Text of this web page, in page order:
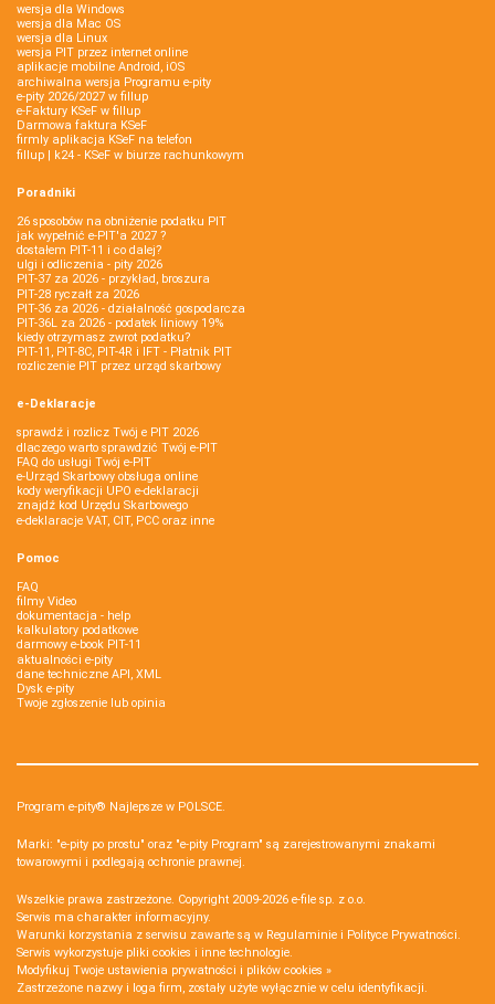
wersja dla Windows
wersja dla Mac OS
wersja dla Linux
wersja PIT przez internet online
aplikacje mobilne Android, iOS
archiwalna wersja Programu e-pity
e-pity 2026/2027 w fillup
e‑Faktury KSeF w fillup
Darmowa faktura KSeF
firmly aplikacja KSeF na telefon
fillup | k24 - KSeF w biurze rachunkowym
Poradniki
26 sposobów na obniżenie podatku PIT
jak wypełnić e-PIT'a 2027 ?
dostałem PIT-11 i co dalej?
ulgi i odliczenia - pity 2026
PIT-37 za 2026 - przykład, broszura
PIT-28 ryczałt za 2026
PIT-36 za 2026 - działalność gospodarcza
PIT-36L za 2026 - podatek liniowy 19%
kiedy otrzymasz zwrot podatku?
PIT-11, PIT-8C, PIT-4R i IFT - Płatnik PIT
rozliczenie PIT przez urząd skarbowy
e-Deklaracje
sprawdź i rozlicz Twój e PIT 2026
dlaczego warto sprawdzić Twój e-PIT
FAQ do usługi Twój e-PIT
e-Urząd Skarbowy obsługa online
kody weryfikacji UPO e-deklaracji
znajdź kod Urzędu Skarbowego
e-deklaracje VAT, CIT, PCC oraz inne
Pomoc
FAQ
filmy Video
dokumentacja - help
kalkulatory podatkowe
darmowy e-book PIT-11
aktualności e-pity
dane techniczne API, XML
Dysk e-pity
Twoje zgłoszenie lub opinia
Program e-pity® Najlepsze w POLSCE.
Marki: "e-pity po prostu" oraz "e-pity Program" są zarejestrowanymi znakami
towarowymi i podlegają ochronie prawnej.
Wszelkie prawa zastrzeżone. Copyright 2009-2026 e-file sp. z o.o.
Serwis ma charakter informacyjny.
Warunki korzystania z serwisu zawarte są w Regulaminie i Polityce Prywatności.
Serwis wykorzystuje pliki cookies i inne technologie.
Modyfikuj Twoje ustawienia prywatności i plików cookies »
Zastrzeżone nazwy i loga firm, zostały użyte wyłącznie w celu identyfikacji.